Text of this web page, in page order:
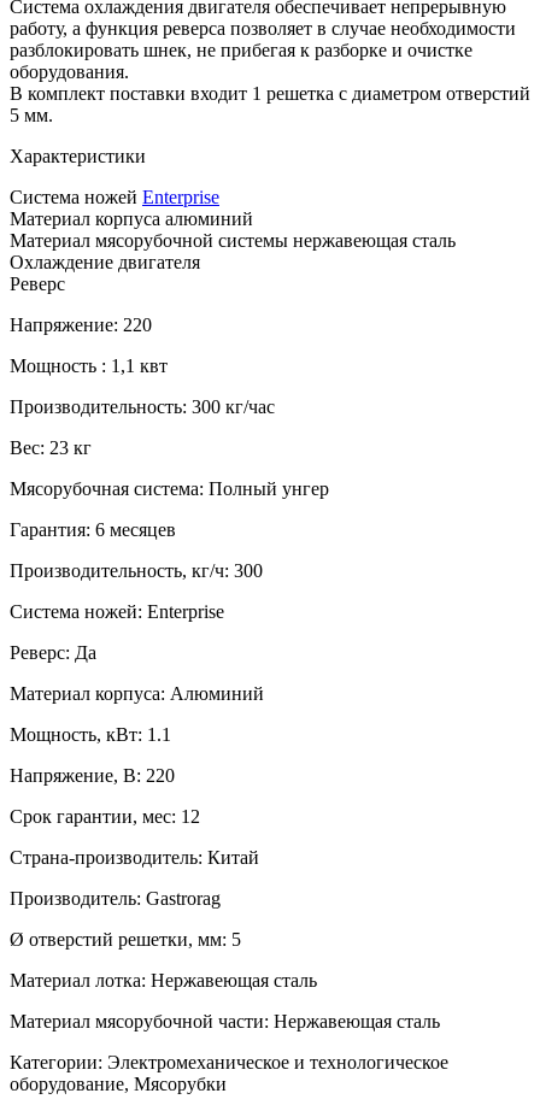
Система охлаждения двигателя обеспечивает непрерывную
работу, а функция реверса позволяет в случае необходимости
разблокировать шнек, не прибегая к разборке и очистке
оборудования.
В комплект поставки входит 1 решетка с диаметром отверстий
5 мм.
Характеристики
Система ножей Enterprise
Материал корпуса алюминий
Материал мясорубочной системы нержавеющая сталь
Охлаждение двигателя
Реверс
Напряжение: 220
Мощность : 1,1 квт
Производительность: 300 кг/час
Вес: 23 кг
Мясорубочная система: Полный унгер
Гарантия: 6 месяцев
Производительность, кг/ч: 300
Система ножей: Enterprise
Реверс: Да
Материал корпуса: Алюминий
Мощность, кВт: 1.1
Напряжение, В: 220
Срок гарантии, мес: 12
Страна-производитель: Китай
Производитель: Gastrorag
Ø отверстий решетки, мм: 5
Материал лотка: Нержавеющая сталь
Материал мясорубочной части: Нержавеющая сталь
Категории: Электромеханическое и технологическое
оборудование, Мясорубки